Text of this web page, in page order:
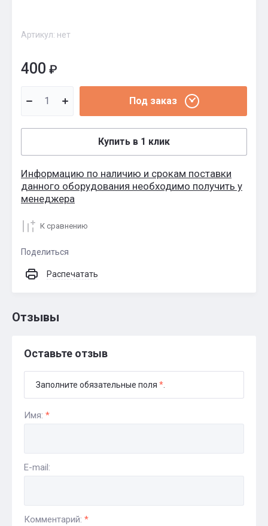
Артикул: нет
400 ₽
Под заказ
Купить в 1 клик
Информацию по наличию и срокам поставки
данного оборудования необходимо получить у
менеджера
К сравнению
Поделиться
Распечатать
Отзывы
Оставьте отзыв
Заполните обязательные поля *
Имя: *
E-mail:
Комментарий: *